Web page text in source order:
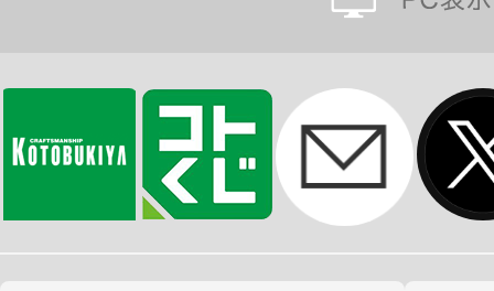
コトブキヤesシリーズ10周年&イラ
輝きを身に宿す、小さな紳士』 ――“
の少年たちの日常を描き出します。